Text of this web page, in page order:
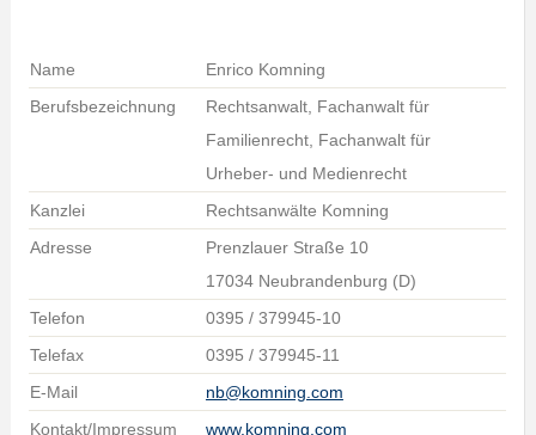
Name
Enrico Komning
Berufsbezeichnung
Rechtsanwalt, Fachanwalt für
Familienrecht, Fachanwalt für
Urheber- und Medienrecht
Kanzlei
Rechtsanwälte Komning
Adresse
Prenzlauer Straße 10
17034 Neubrandenburg (D)
Telefon
0395 / 379945-10
Telefax
0395 / 379945-11
E-Mail
nb@komning.com
Kontakt/Impressum
www.komning.com